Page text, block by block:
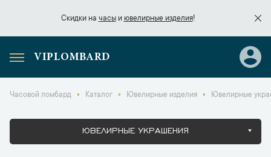
Скидки на часыи ювелирные изделия!
Скидки начасы
VIPLOMBARD
Часовой ломбард Каталог Ювелирные изделия Ювелирные
ЮВЕЛИРНЫЕ УКРАШЕНИЯ